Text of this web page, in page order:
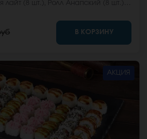
(8 шт.). *Не забудьте заказать
соевый соус. Они не входят в
*Внешний вид блюда может
В КОРЗИНУ
АКЦИЯ